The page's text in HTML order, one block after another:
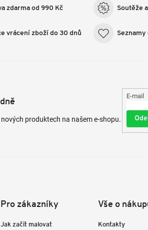
zdarma od 990 Kč
vrácení zboží do 30 dnů
Soutěže
produktech na našem e-shopu.
E-mail
Pro zákazníky
Jak začít malovat
Vše o
Kontakty